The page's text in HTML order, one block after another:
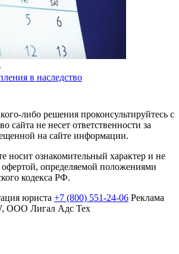
в наследство
либо решения проконсультируйтесь с
сайта не несет ответственности за
на сайте информации.
носит ознакомительный характер и не
офертой, определяемой положениями
кодекса РФ.
юриста +7 (800) 551-24-06 Реклама
ООО Лигал Адс Тех